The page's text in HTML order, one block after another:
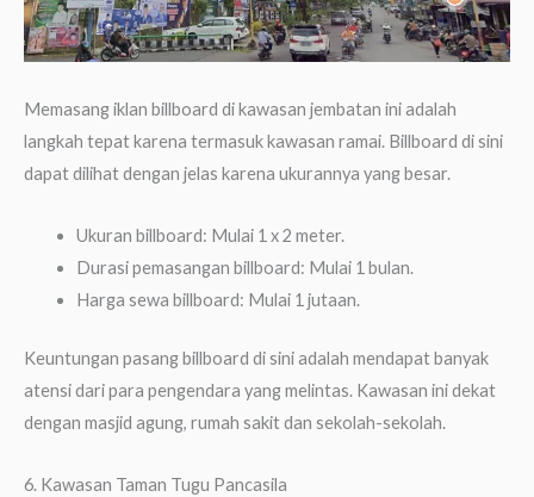
Memasang iklan billboard di kawasan jembatan ini adalah
langkah tepat karena termasuk kawasan ramai. Billboard di sini
dapat dilihat dengan jelas karena ukurannya yang besar.
Ukuran billboard: Mulai 1 x 2 meter.
Durasi pemasangan billboard: Mulai 1 bulan.
Harga sewa billboard: Mulai 1 jutaan.
Keuntungan pasang billboard di sini adalah mendapat banyak
atensi dari para pengendara yang melintas. Kawasan ini dekat
dengan masjid agung, rumah sakit dan sekolah-sekolah.
6. Kawasan Taman Tugu Pancasila